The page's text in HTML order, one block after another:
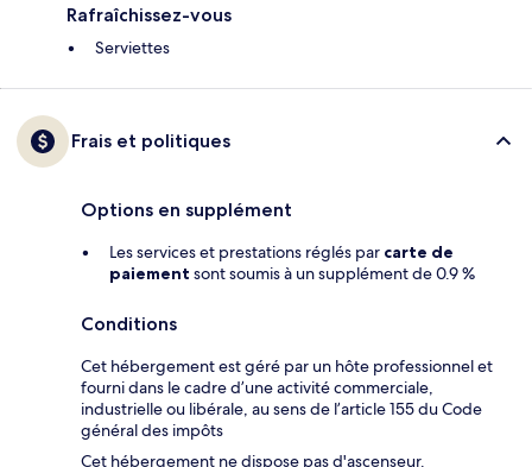
Rafraîchissez-vous
Serviettes
Frais et politiques
Options en supplément
Les services et prestations réglés par carte de
paiement sont soumis à un supplément de 0.9 %
Conditions
Cet hébergement est géré par un hôte professionnel et
fourni dans le cadre d’une activité commerciale,
industrielle ou libérale, au sens de l’article 155 du Code
général des impôts
Cet hébergement ne dispose pas d'ascenseur.